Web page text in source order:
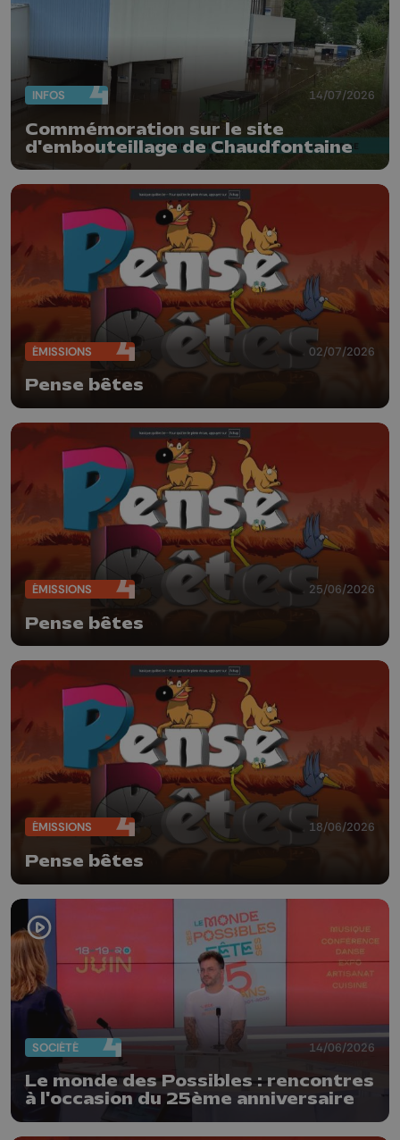
INFOS 14/07/2026
Commémoration sur le site
d'embouteillage de Chaudfontaine
ÉMISSIONS 02/07/2026
Pense bêtes
ÉMISSIONS 25/06/2026
Pense bêtes
ÉMISSIONS 18/06/2026
Pense bêtes
SOCIÉTÉ 14/06/2026
Le monde des Possibles : rencontres
à l'occasion du 25ème anniversaire